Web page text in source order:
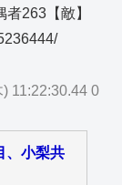
者263【敵】
11:22:30.44 0
、小梨共